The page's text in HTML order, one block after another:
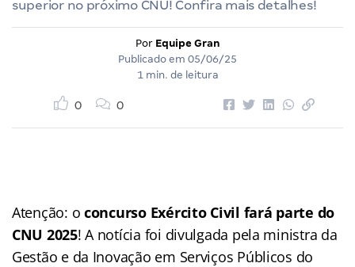
superior no próximo CNU! Confira mais detalhes!
Por Equipe Gran
Publicado em 05/06/25
1 min. de leitura
0 0
Atenção: oconcurso Exército Civil fará parte do
CNU 2025! A notícia foi divulgada pela ministra da
Gestão e da Inovação em Serviços Públicos do